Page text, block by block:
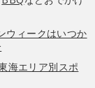
ウィークはいつか
海エリア別スポ